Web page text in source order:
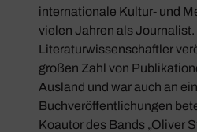
internationale Kultur- und
vielen Jahren als
Literaturwissenschaftler
großen Zahl von
Ausland und war auch an
Buchveröffentlichungen
Koautor des Bands „Oliver